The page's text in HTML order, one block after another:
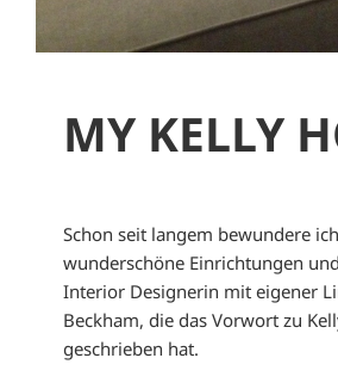
MY KELLY
Schon seit langem bewundere
wunderschöne Einrichtungen
Interior Designerin mit eigener
Beckham, die das Vorwort zu
geschrieben hat.